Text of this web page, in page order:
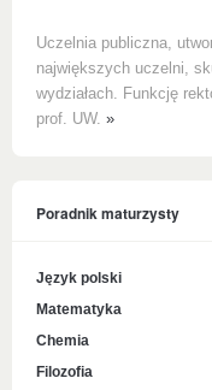
Uczelnia publiczna,
największych uczelni,
wydziałach. Funkcję
prof. UW. »
Poradnik maturzysty
Język polski
Matematyka
Chemia
Filozofia